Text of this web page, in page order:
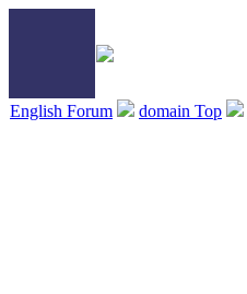
English Forum domain Top